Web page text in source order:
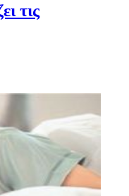
τις